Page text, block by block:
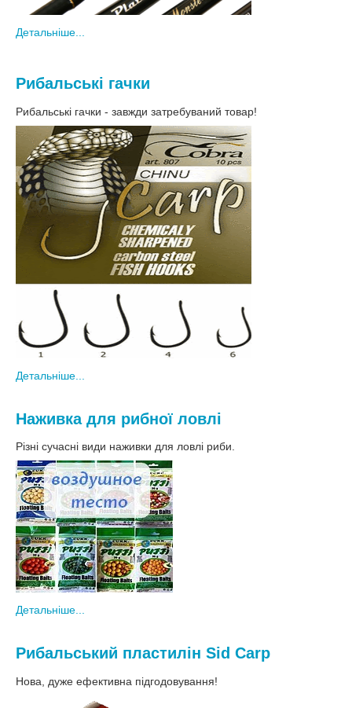
Детальніше...
Рибальські гачки
Рибальські гачки - завжди затребуваний товар!
Детальніше...
Наживка для рибної ловлі
Різні сучасні види наживки для ловлі риби.
Детальніше...
Рибальський пластилін Sid Carp
Нова, дуже ефективна підгодовування!